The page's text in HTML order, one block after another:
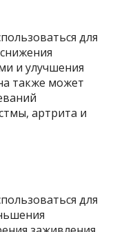
для
и улучшения
также может
артрита и
для